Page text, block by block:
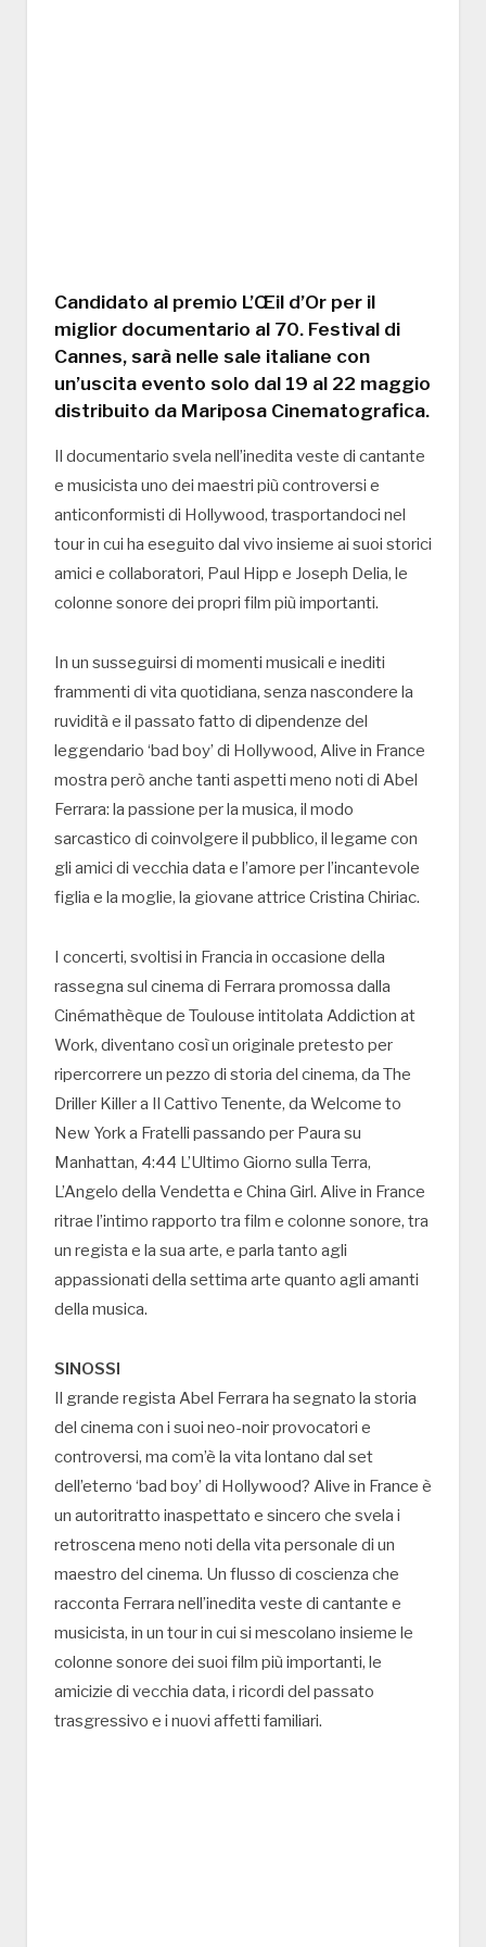
Candidato al premio L’Œil d’Or per il
miglior documentario al 70. Festival di
Cannes, sarà nelle sale italiane con
un’uscita evento solo dal 19 al 22 maggio
distribuito da Mariposa Cinematografica.
Il documentario svela nell’inedita veste di cantante
e musicista uno dei maestri più controversi e
anticonformisti di Hollywood, trasportandoci nel
tour in cui ha eseguito dal vivo insieme ai suoi storici
amici e collaboratori, Paul Hipp e Joseph Delia, le
colonne sonore dei propri film più importanti.
In un susseguirsi di momenti musicali e inediti
frammenti di vita quotidiana, senza nascondere la
ruvidità e il passato fatto di dipendenze del
leggendario ‘bad boy’ di Hollywood, Alive in France
mostra però anche tanti aspetti meno noti di Abel
Ferrara: la passione per la musica, il modo
sarcastico di coinvolgere il pubblico, il legame con
gli amici di vecchia data e l’amore per l’incantevole
figlia e la moglie, la giovane attrice Cristina Chiriac.
I concerti, svoltisi in Francia in occasione della
rassegna sul cinema di Ferrara promossa dalla
Cinémathèque de Toulouse intitolata Addiction at
Work, diventano così un originale pretesto per
ripercorrere un pezzo di storia del cinema, da The
Driller Killer a Il Cattivo Tenente, da Welcome to
New York a Fratelli passando per Paura su
Manhattan, 4:44 L’Ultimo Giorno sulla Terra,
L’Angelo della Vendetta e China Girl. Alive in France
ritrae l’intimo rapporto tra film e colonne sonore, tra
un regista e la sua arte, e parla tanto agli
appassionati della settima arte quanto agli amanti
della musica.
SINOSSI
Il grande regista Abel Ferrara ha segnato la storia
del cinema con i suoi neo-noir provocatori e
controversi, ma com’è la vita lontano dal set
dell’eterno ‘bad boy’ di Hollywood? Alive in France è
un autoritratto inaspettato e sincero che svela i
retroscena meno noti della vita personale di un
maestro del cinema. Un flusso di coscienza che
racconta Ferrara nell’inedita veste di cantante e
musicista, in un tour in cui si mescolano insieme le
colonne sonore dei suoi film più importanti, le
amicizie di vecchia data, i ricordi del passato
trasgressivo e i nuovi affetti familiari.